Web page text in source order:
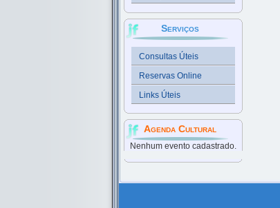
Serviços
Consultas Úteis
Reservas Online
Links Úteis
Agenda Cultural
Nenhum evento cadastrado.